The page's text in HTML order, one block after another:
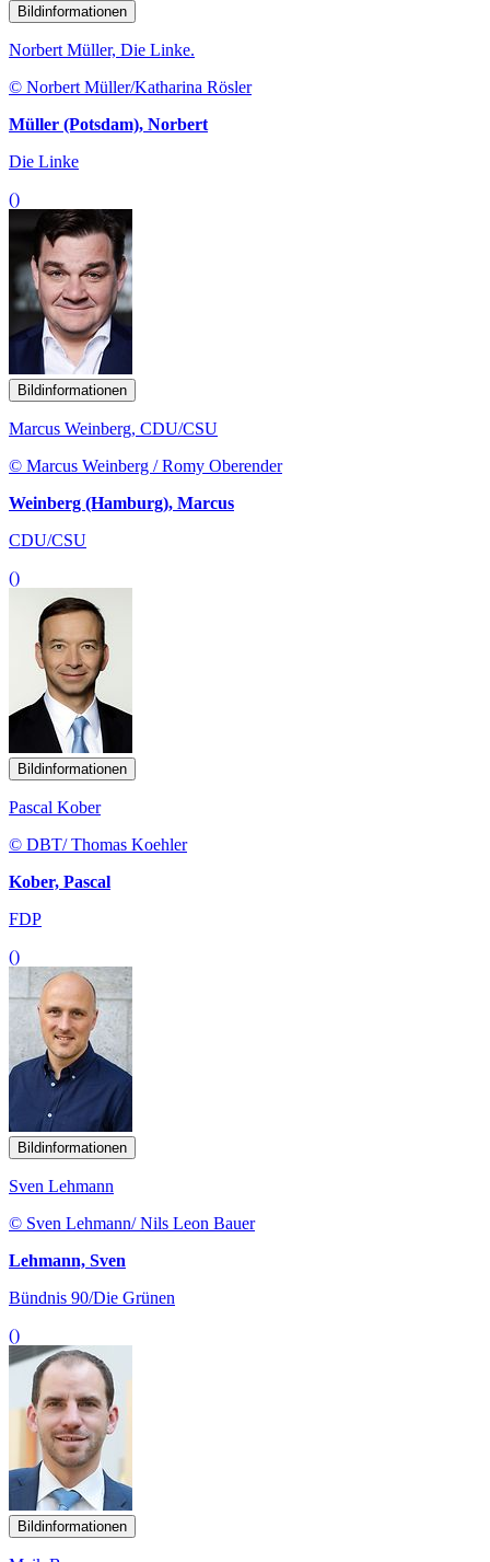
Bildinformationen
Norbert Müller, Die Linke.
© Norbert Müller/Katharina Rösler
Müller (Potsdam), Norbert
Die Linke
()
Bildinformationen
Marcus Weinberg, CDU/CSU
© Marcus Weinberg / Romy Oberender
Weinberg (Hamburg), Marcus
CDU/CSU
()
Bildinformationen
Pascal Kober
© DBT/ Thomas Koehler
Kober, Pascal
FDP
()
Bildinformationen
Sven Lehmann
© Sven Lehmann/ Nils Leon Bauer
Lehmann, Sven
Bündnis 90/Die Grünen
()
Bildinformationen